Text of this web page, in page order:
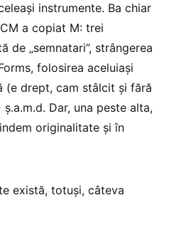
instrumente. Ba chiar
a copiat M: trei
de „semnatari”, strângerea
folosirea aceluiași
(e drept, cam stâlcit și fără
Dar, una peste alta,
originalitate și în
există, totuși, câteva